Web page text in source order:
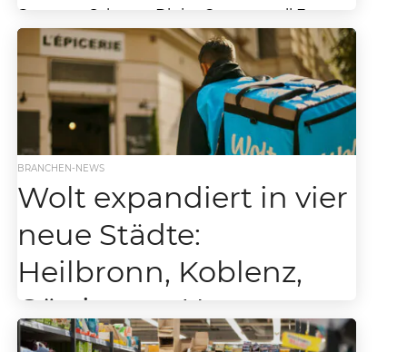
Der neue Schwarz-Digits-Campus soll Europas
Antwort auf Amazon, Google & Co. werden
Während im Lebensmitteleinzelhandel meist
über neue Filialen, Preisaktionen oder
Sortimente...
BRANCHEN-NEWS
Wolt expandiert in vier
neue Städte:
Heilbronn, Koblenz,
Göttingen, Hanau
Die lokale Handelsplattform Wolt expandiert